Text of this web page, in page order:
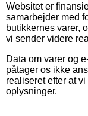
Websitet er
samarbejder med
butikkernes varer,
vi sender videre
Data om varer og
påtager os ikke
realiseret efter at
oplysninger.